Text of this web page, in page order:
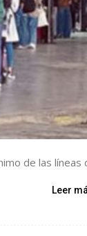
de las
Leer